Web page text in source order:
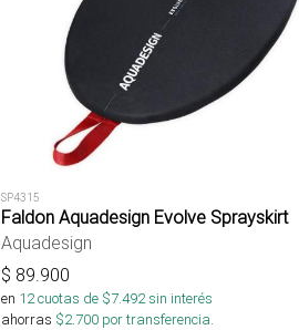
SP4315
Faldon Aquadesign Evolve Sprayskirt
Aquadesign
$ 89.900
en 12cuotas de $7.492sin interés
ahorras $2.700 por transferencia.